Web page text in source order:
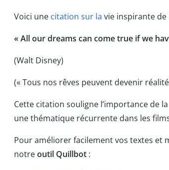
Voici une citation sur la vie inspirante de
« All our dreams can come true if we
(Walt Disney)
(« Tous nos rêves peuvent devenir
Cette citation souligne l’importance de
une thématique récurrente dans les
Pour améliorer facilement vos textes et
notreoutil Quillbot: